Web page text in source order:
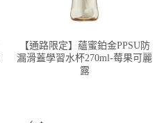
【通路限定】蘊蜜鉑金PPSU防
漏滑蓋學習水杯270ml-莓果可麗
露